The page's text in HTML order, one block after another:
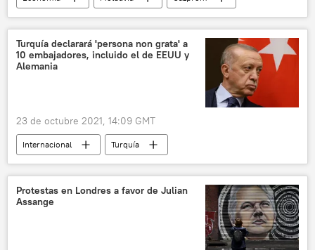
gas
📈 Mercados y finanzas
🏛️ Compañías
Turquía declarará 'persona non grata' a
10 embajadores, incluido el de EEUU y
Alemania
23 de octubre 2021, 14:09 GMT
Internacional
Turquía
Recep Tayyip Erdogan
Protestas en Londres a favor de Julian
Assange